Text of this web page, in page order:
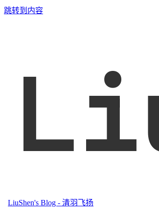
跳转到内容
LiuShen's Blog - 清羽飞扬